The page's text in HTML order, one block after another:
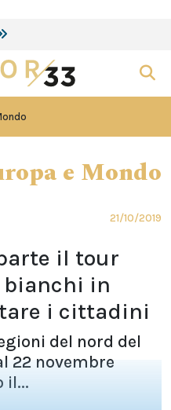
e Mondo
21/10/2019
il tour
bianchi in
i cittadini
del nord del
22 novembre
il...